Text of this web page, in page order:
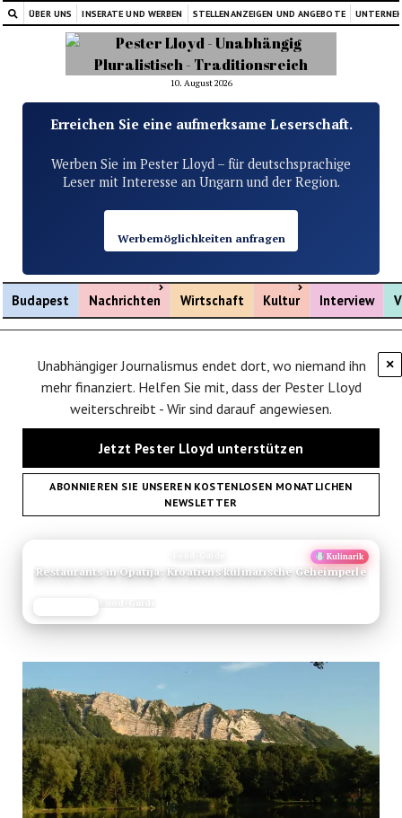
ÜBER UNS INSERATE UND WERBEN STELLENANZEIGEN UND ANGEBOTE
10. August 2026
Erreichen Sie eine aufmerksame Leserschaft.
Werben Sie im Pester Lloyd – für deutschsprachige
Leser mit Interesse an Ungarn und der Region.
Werbemöglichkeiten anfragen
Budapest Nachrichten
Menü öffnen
Wirtschaft Kultur
Menü öffnen
Interview
×
Unabhängiger Journalismus endet dort, wo niemand ihn
mehr finanziert. Helfen Sie mit, dass der Pester Lloyd
weiterschreibt - Wir sind darauf angewiesen.
Jetzt Pester Lloyd unterstützen
ABONNIEREN SIE UNSEREN KOSTENLOSEN MONATLICHEN
NEWSLETTER
Kulinarik
Restaurants in Opatija: Kroatiens kulinarische Geheimperle